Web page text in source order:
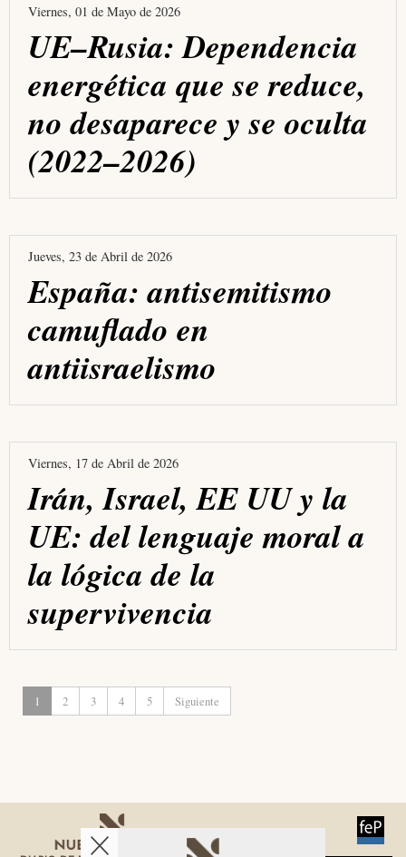
Viernes, 01 de Mayo de 2026
UE–Rusia: Dependencia
energética que se reduce,
no desaparece y se oculta
(2022–2026)
Jueves, 23 de Abril de 2026
España: antisemitismo
camuflado en
antiisraelismo
Viernes, 17 de Abril de 2026
Irán, Israel, EE UU y la
UE: del lenguaje moral a
la lógica de la
supervivencia
1 2 3 4 5 Siguiente